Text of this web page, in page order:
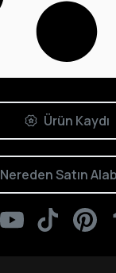
Ürün Kaydı
Nereden Satın